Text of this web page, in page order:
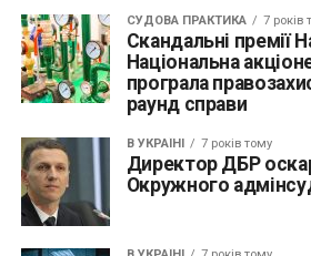
СУДОВА ПРАКТИКА 7 років
Скандальні премії
Національна
програла
раунд справи
В УКРАЇНІ 7 років тому
Директор ДБР
Окружного